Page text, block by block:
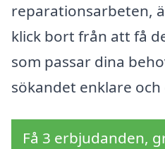
reparationsarbeten,
klick bort från att få
som passar dina
sökandet enklare
Få 3 erbjudanden,